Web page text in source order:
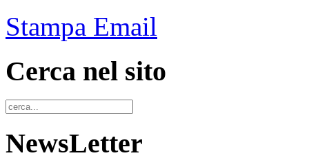
Stampa Email
Cerca nel sito
NewsLetter